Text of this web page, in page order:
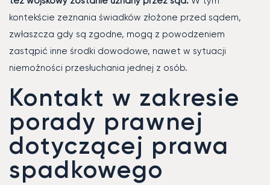
kontekście zeznania świadków złożone przed sądem,
zwłaszcza gdy są zgodne, mogą z powodzeniem
zastąpić inne środki dowodowe, nawet w sytuacji
niemożności przesłuchania jednej z osób.
Kontakt w zakresie
porady prawnej
dotyczącej prawa
spadkowego